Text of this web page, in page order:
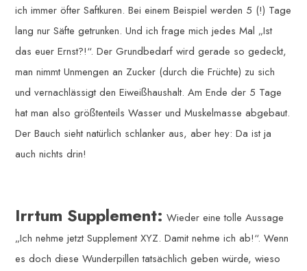
ich immer öfter Saftkuren. Bei einem Beispiel werden 5 (!) Tage
lang nur Säfte getrunken. Und ich frage mich jedes Mal „Ist
das euer Ernst?!“. Der Grundbedarf wird gerade so gedeckt,
man nimmt Unmengen an Zucker (durch die Früchte) zu sich
und vernachlässigt den Eiweißhaushalt. Am Ende der 5 Tage
hat man also größtenteils Wasser und Muskelmasse abgebaut.
Der Bauch sieht natürlich schlanker aus, aber hey: Da ist ja
auch nichts drin!
Irrtum Supplement: Wieder eine tolle Aussage
„Ich nehme jetzt Supplement XYZ. Damit nehme ich ab!“. Wenn
es doch diese Wunderpillen tatsächlich geben würde, wieso